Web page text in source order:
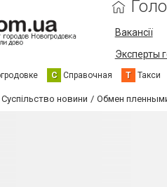
Вакансії
Эксперты
С Справочная Т Такси
Суспільство новини Обмен